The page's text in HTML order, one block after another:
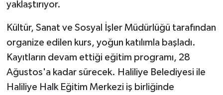
yaklaştırıyor.
Kültür, Sanat ve Sosyal İşler Müdürlüğü tarafından
organize edilen kurs, yoğun katılımla başladı.
Kayıtların devam ettiği eğitim programı, 28
Ağustos'a kadar sürecek. Haliliye Belediyesi ile
Haliliye Halk Eğitim Merkezi iş birliğinde